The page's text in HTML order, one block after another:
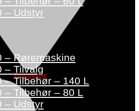
Forhandlere
– Udstyr
– Røremaskine
– Tilvalg
– Tilbehør – 140 L
– Tilbehør – 80 L
– Udstyr